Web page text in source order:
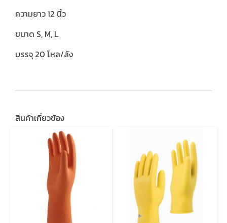
ความยาว 12 นิ้ว
ขนาด S, M, L
บรรจุ 20 โหล/ลัง
สินค้าเกี่ยวข้อง